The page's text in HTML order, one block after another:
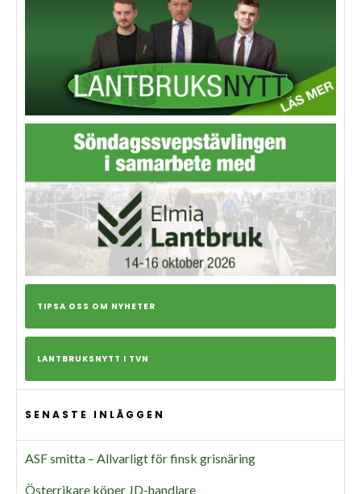
TIPSA OSS OM NYHETER
LANTBRUKSNYTT I TVN
SENASTE INLÄGGEN
ASF smitta – Allvarligt för finsk grisnäring
Österrikare köper JD-handlare